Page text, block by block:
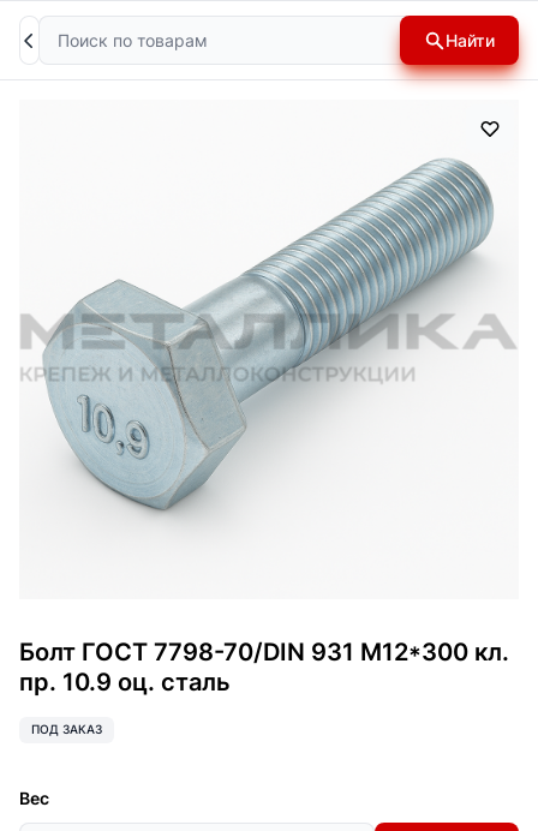
Поиск Найти
Болт ГОСТ 7798-70/DIN 931 М12*300 кл.
пр. 10.9 оц. сталь
ПОД ЗАКАЗ
Вес